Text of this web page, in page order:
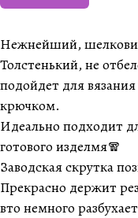
Нежнейший,
Толстенький, не
подойдет для
крючком.
Идеально подходит
готового изделмя🧣
Заводская скрутка
Прекрасно держит
вто немного